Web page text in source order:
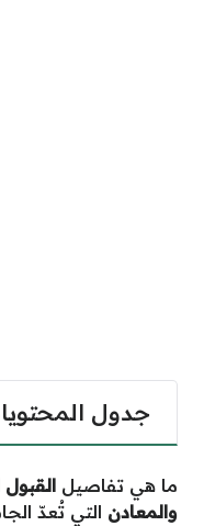
جدول
ما هي تفاصيل
والمعادن التي تُعدّ